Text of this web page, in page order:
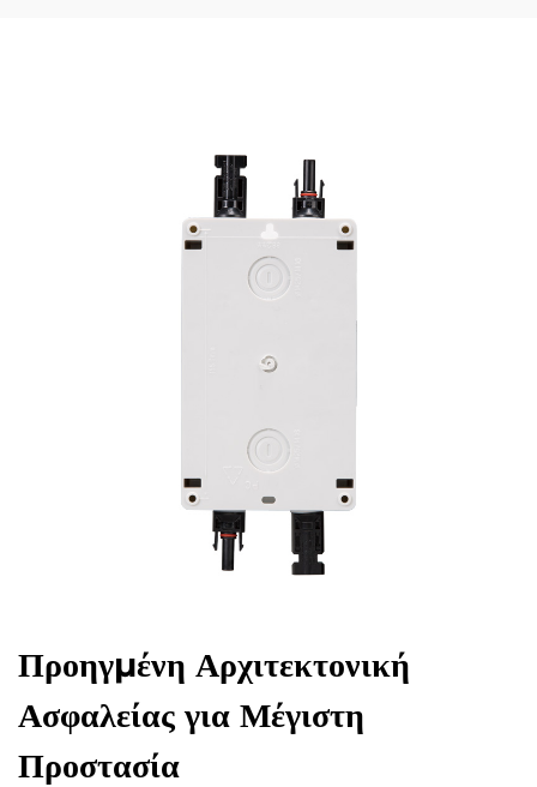
Προηγμένη Αρχιτεκτονική
Ασφαλείας για Μέγιστη
Προστασία